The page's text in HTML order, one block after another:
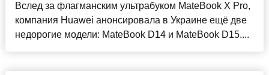
Вслед за флагманским ультрабуком MateBook X Pro,
компания Huawei анонсировала в Украине ещё две
недорогие модели: MateBook D14 и MateBook D15....